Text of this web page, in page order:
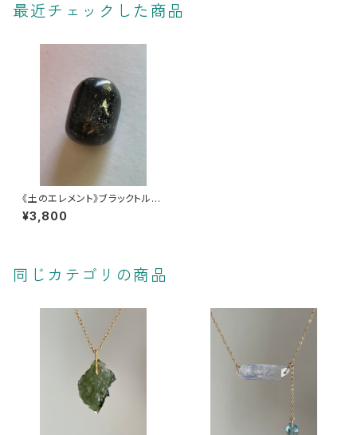
最近チェックした商品
《土のエレメント》ブラックトルマ
リン【静寂さの番人】
¥3,800
同じカテゴリの商品